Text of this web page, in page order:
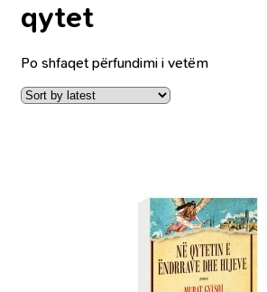
qytet
Po shfaqet përfundimi i vetëm